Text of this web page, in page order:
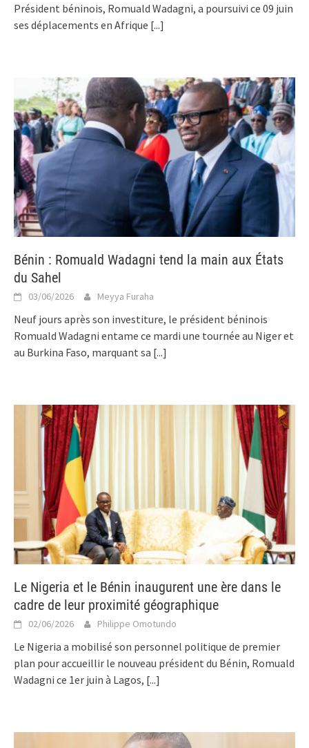
Président béninois, Romuald Wadagni, a poursuivi ce 09 juin
ses déplacements en Afrique [...]
Bénin : Romuald Wadagni tend la main aux États
du Sahel
03/06/2026 Meyya Furaha
Neuf jours après son investiture, le président béninois
Romuald Wadagni entame ce mardi une tournée au Niger et
au Burkina Faso, marquant sa [...]
Le Nigeria et le Bénin inaugurent une ère dans le
cadre de leur proximité géographique
02/06/2026 Philippe Omotundo
Le Nigeria a mobilisé son personnel politique de premier
plan pour accueillir le nouveau président du Bénin, Romuald
Wadagni ce 1er juin à Lagos, [...]